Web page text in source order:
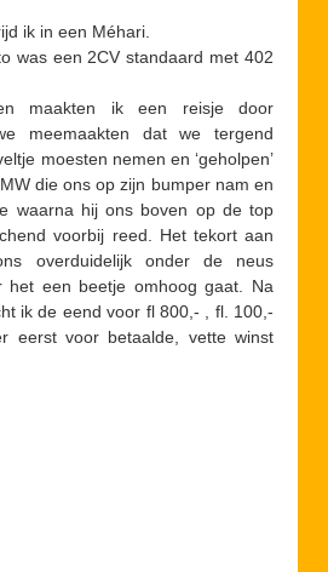
ik in een Méhari.
was een 2CV standaard met 402
maakten ik een reisje door
meemaakten dat we tergend
moesten nemen en ‘geholpen’
die ons op zijn bumper nam en
waarna hij ons boven op de top
voorbij reed. Het tekort aan
overduidelijk onder de neus
het een beetje omhoog gaat. Na
ik de eend voor fl 800,- , fl. 100,-
eerst voor betaalde, vette winst